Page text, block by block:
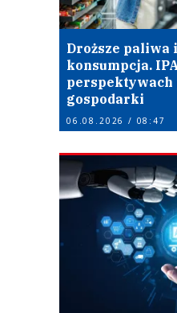
Droższe paliwa i
konsumpcja.
gospodarki
06.08.2026 / 08:47